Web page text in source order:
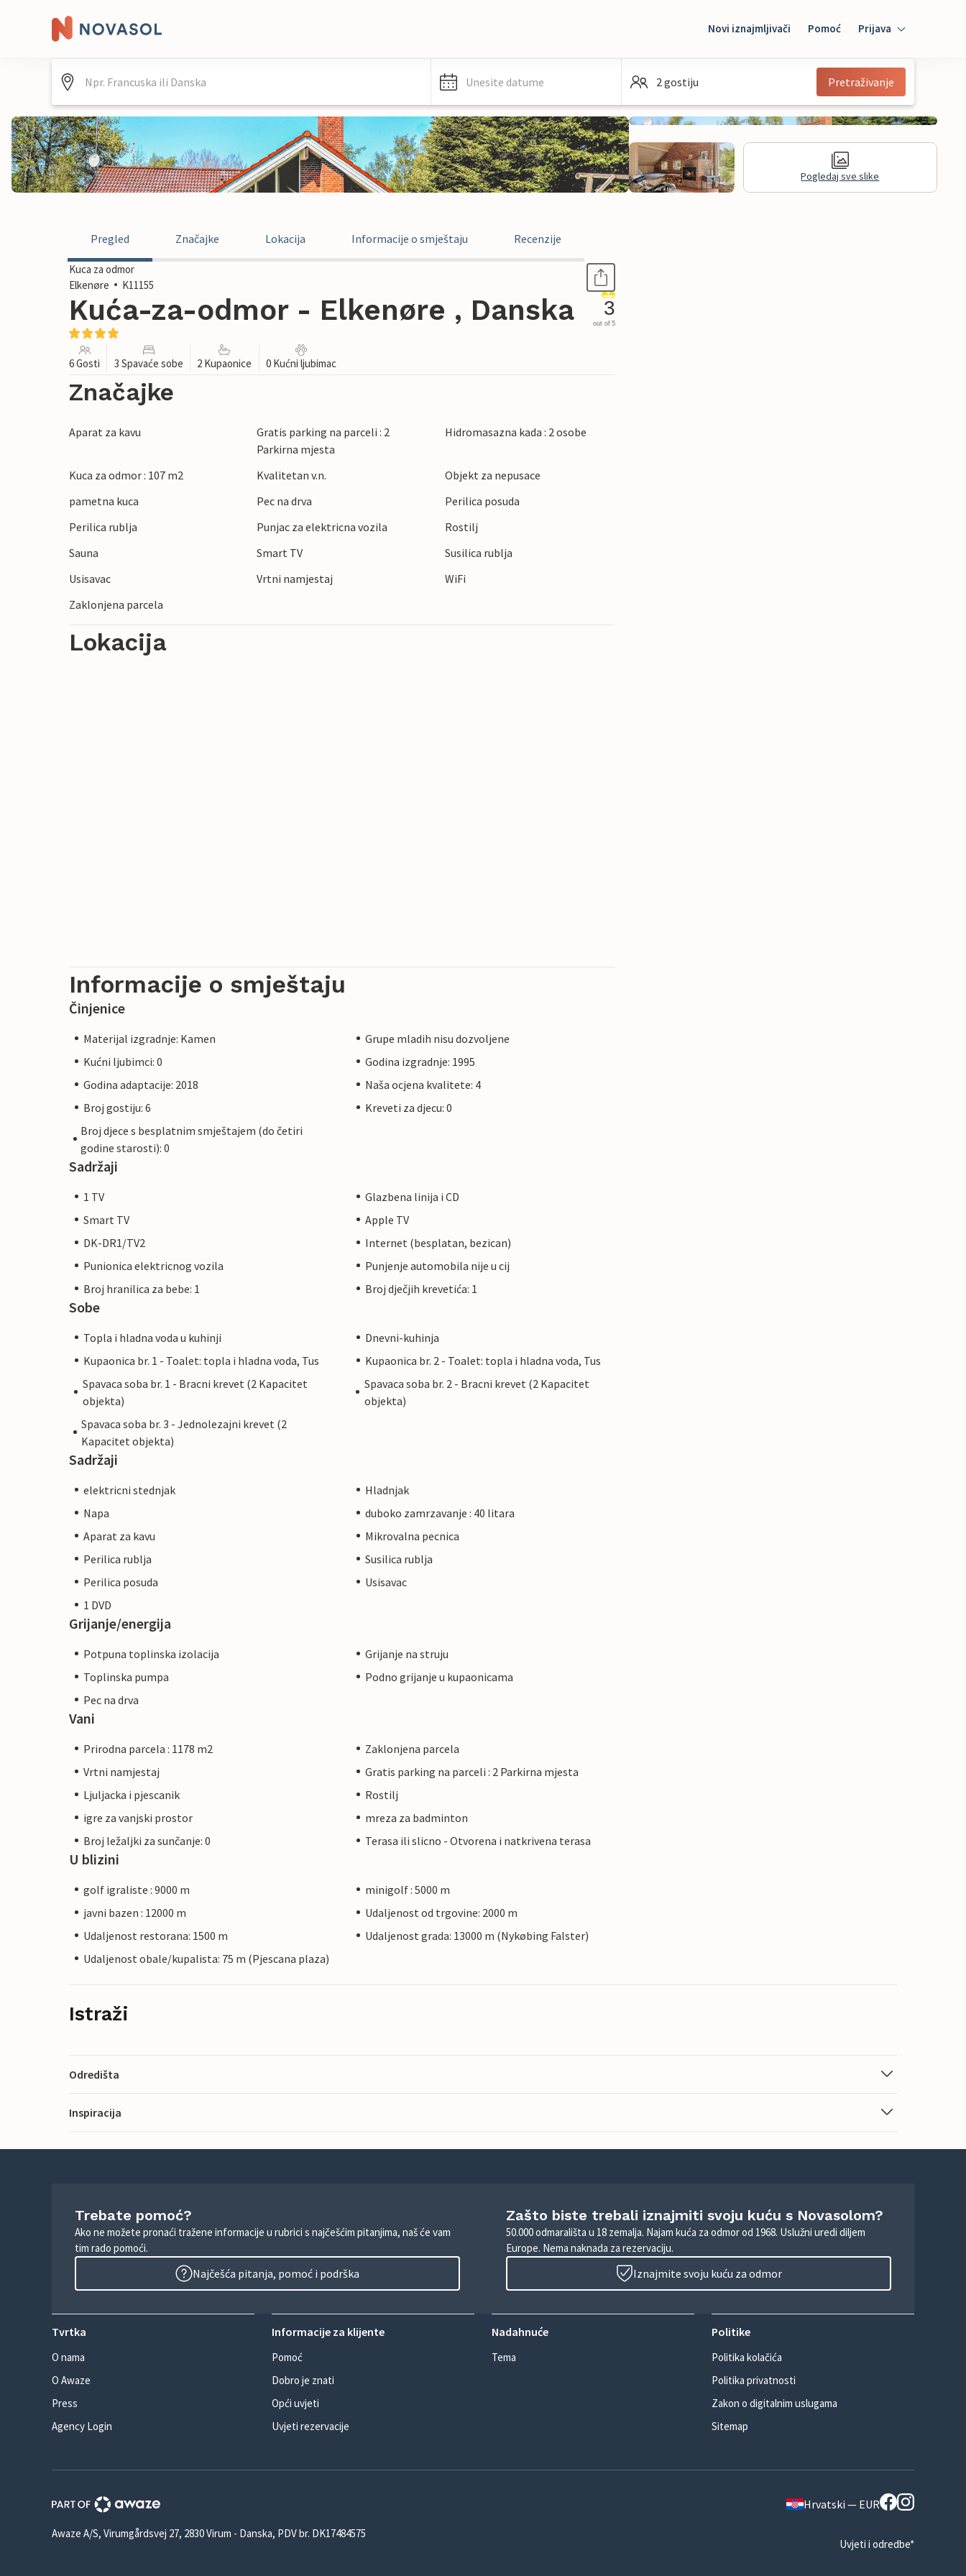
Novi iznajmljivači Pomoć Prijava
Mybooking
Unesite datume 2 gostiju Pretraživanje
Pogledaj sve slike
Pregled Značajke Lokacija Informacije o smještaju Recenzije
Kuca za odmor
Elkenøre
K11155
Kuća-za-odmor - Elkenøre , Danska 3
out of 5
6 Gosti 3 Spavaće sobe 2 Kupaonice 0 Kućni ljubimac
Značajke
Aparat za kavu
Gratis parking na parceli : 2
Parkirna mjesta
Hidromasazna kada : 2 osobe
Kuca za odmor : 107 m2 Kvalitetan v.n.
Objekt za nepusace
pametna kuca
Pec na drva
Perilica posuda
Perilica rublja
Punjac za elektricna vozila
Rostilj
Sauna
Smart TV
Susilica rublja
Usisavac
Vrtni namjestaj
WiFi
Zaklonjena parcela
Lokacija
Informacije o smještaju
Činjenice
Materijal izgradnje: Kamen
Grupe mladih nisu dozvoljene
Kućni ljubimci: 0
Godina izgradnje: 1995
Godina adaptacije: 2018
Naša ocjena kvalitete: 4
Broj gostiju: 6
Kreveti za djecu: 0
Broj djece s besplatnim smještajem (do četiri
godine starosti): 0
Sadržaji
1 TV
Glazbena linija i CD
Smart TV
Apple TV
DK-DR1/TV2
Internet (besplatan, bezican)
Punionica elektricnog vozila
Punjenje automobila nije u cij
Broj hranilica za bebe: 1
Broj dječjih krevetića: 1
Sobe
Topla i hladna voda u kuhinji
Dnevni-kuhinja
Kupaonica br. 1 - Toalet: topla i hladna voda, Tus
Kupaonica br. 2 - Toalet: topla i hladna voda, Tus
Spavaca soba br. 1 - Bracni krevet (2 Kapacitet
objekta)
Spavaca soba br. 2 - Bracni krevet (2 Kapacitet
objekta)
Spavaca soba br. 3 - Jednolezajni krevet (2
Kapacitet objekta)
Sadržaji
elektricni stednjak
Hladnjak
Napa
duboko zamrzavanje : 40 litara
Aparat za kavu
Mikrovalna pecnica
Perilica rublja
Susilica rublja
Perilica posuda
Usisavac
1 DVD
Grijanje/energija
Potpuna toplinska izolacija
Grijanje na struju
Toplinska pumpa
Podno grijanje u kupaonicama
Pec na drva
Vani
Prirodna parcela : 1178 m2
Zaklonjena parcela
Vrtni namjestaj
Gratis parking na parceli : 2 Parkirna mjesta
Ljuljacka i pjescanik
Rostilj
igre za vanjski prostor
mreza za badminton
Broj ležaljki za sunčanje: 0
Terasa ili slicno - Otvorena i natkrivena terasa
U blizini
golf igraliste : 9000 m
minigolf : 5000 m
javni bazen : 12000 m
Udaljenost od trgovine: 2000 m
Udaljenost restorana: 1500 m
Udaljenost grada: 13000 m (Nykøbing Falster)
Udaljenost obale/kupalista: 75 m (Pjescana plaza)
Istraži
Odredišta
Inspiracija
Trebate pomoć?
Ako ne možete pronaći tražene informacije u rubrici s najčešćim pitanjima, naš će vam
tim rado pomoći.
Najčešća pitanja, pomoć i podrška
Zašto biste trebali iznajmiti svoju kuću s Novasolom?
50.000 odmarališta u 18 zemalja. Najam kuća za odmor od 1968. Uslužni uredi diljem
Europe. Nema naknada za rezervaciju.
Iznajmite svoju kuću za odmor
Tvrtka
O nama
O Awaze
Press
Agency Login
Informacije za klijente
Pomoć
Dobro je znati
Opći uvjeti
Uvjeti rezervacije
Nadahnuće
Tema
Politike
Politika kolačića
Politika privatnosti
Zakon o digitalnim uslugama
Sitemap
Hrvatski — EUR
Awaze A/S, Virumgårdsvej 27, 2830 Virum - Danska, PDV br. DK17484575
Uvjeti i odredbe*